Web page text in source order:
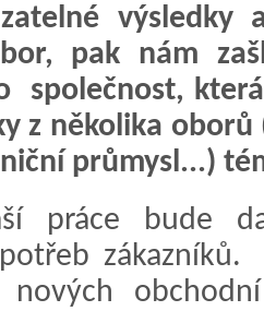
výsledky
pak nám
společnost,
z několika
průmysl...)
práce bude
nových